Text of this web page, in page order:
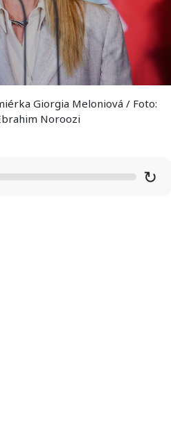
Giorgia Meloniová / Foto:
Noroozi
↻